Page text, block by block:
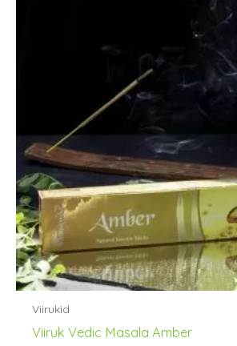
Viirukid
Viiruk Vedic Masala Amber